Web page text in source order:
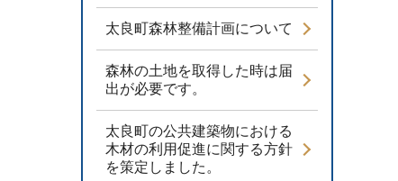
太良町森林整備計画について
森林の土地を取得した時は届
出が必要です。
太良町の公共建築物における
木材の利用促進に関する方針
を策定しました。